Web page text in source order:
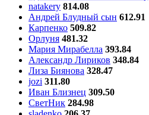
natakery 814.08
Андрей Блудный сын 612.91
Карпенко 509.82
Орлуня 481.32
Мария Мирабелла 393.84
Александр Лириков 348.84
Лиза Биянова 328.47
jozi 311.80
Иван Близнец 309.50
СветНик 284.98